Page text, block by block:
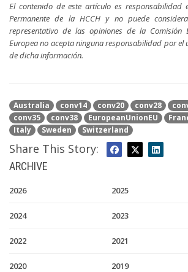
El contenido de este artículo es responsabilidad
Permanente de la HCCH y no puede
representativo de las opiniones de la Comisión
Europea no acepta ninguna responsabilidad por el
de dicha información.
Australia conv14 conv20 conv28
conv35
conv38 EuropeanUnionEU
Italy
Sweden Switzerland
Share This Story:
ARCHIVE
2026 2025
2024 2023
2022 2021
2020 2019